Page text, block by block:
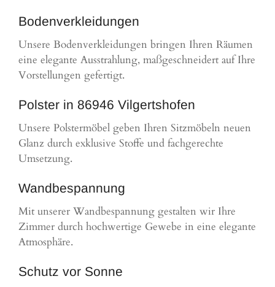
Bodenverkleidungen
Unsere Bodenverkleidungen bringen Ihren Räumen
eine elegante Ausstrahlung, maßgeschneidert auf Ihre
Vorstellungen gefertigt.
Polster in 86946 Vilgertshofen
Unsere Polstermöbel geben Ihren Sitzmöbeln neuen
Glanz durch exklusive Stoffe und fachgerechte
Umsetzung.
Wandbespannung
Mit unserer Wandbespannung gestalten wir Ihre
Zimmer durch hochwertige Gewebe in eine elegante
Atmosphäre.
Schutz vor Sonne